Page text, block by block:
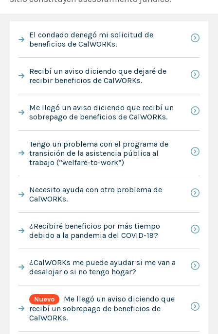
El condado denegó mi solicitud de
beneficios de CalWORKs.
Recibí un aviso diciendo que dejaré de
recibir beneficios de CalWORKs.
Me llegó un aviso diciendo que recibí un
sobrepago de beneficios de CalWORKs.
Tengo un problema con el programa de
transición de la asistencia pública al
trabajo (“welfare-to-work”)
Necesito ayuda con otro problema de
CalWORKs.
¿Recibiré beneficios por más tiempo
debido a la pandemia del COVID-19?
¿CalWORKs me puede ayudar si me van a
desalojar o si no tengo hogar?
Nuevo
Me llegó un aviso diciendo que
recibí un sobrepago de beneficios de
CalWORKs.